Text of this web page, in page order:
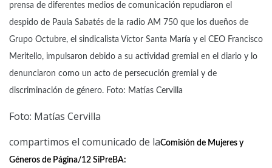
prensa de diferentes medios de comunicación repudiaron el
despido de Paula Sabatés de la radio AM 750 que los dueños de
Grupo Octubre, el sindicalista Víctor Santa María y el CEO Francisco
Meritello, impulsaron debido a su actividad gremial en el diario y lo
denunciaron como un acto de persecución gremial y de
discriminación de género. Foto: Matías Cervilla
Foto: Matías Cervilla
compartimos el comunicado de laComisión de Mujeres y
Géneros de Página/12 SiPreBA: